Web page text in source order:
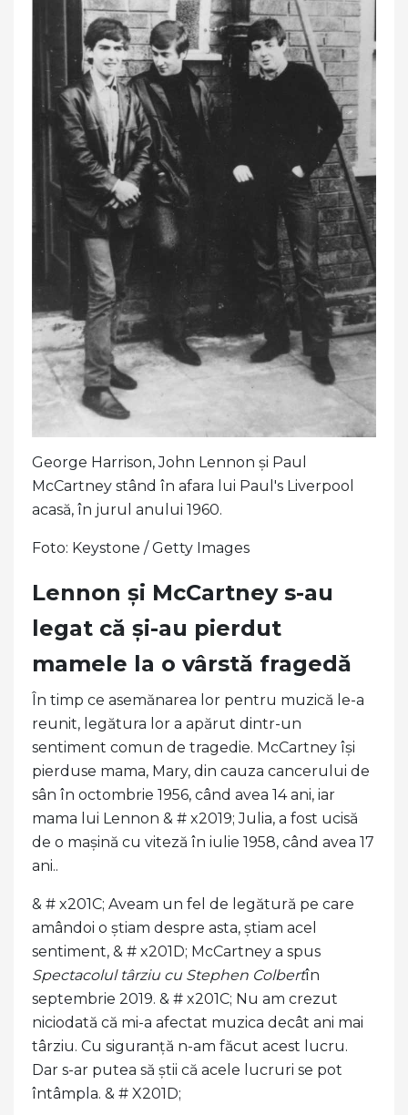
George Harrison, John Lennon și Paul
McCartney stând în afara lui Paul's Liverpool
acasă, în jurul anului 1960.
Foto: Keystone / Getty Images
Lennon și McCartney s-au
legat că și-au pierdut
mamele la o vârstă fragedă
În timp ce asemănarea lor pentru muzică le-a
reunit, legătura lor a apărut dintr-un
sentiment comun de tragedie. McCartney își
pierduse mama, Mary, din cauza cancerului de
sân în octombrie 1956, când avea 14 ani, iar
mama lui Lennon & # x2019; Julia, a fost ucisă
de o mașină cu viteză în iulie 1958, când avea 17
ani..
& # x201C; Aveam un fel de legătură pe care
amândoi o știam despre asta, știam acel
sentiment, & # x201D; McCartney a spus
Spectacolul târziu cu Stephen Colbertîn
septembrie 2019. & # x201C; Nu am crezut
niciodată că mi-a afectat muzica decât ani mai
târziu. Cu siguranță n-am făcut acest lucru.
Dar s-ar putea să știi că acele lucruri se pot
întâmpla. & # X201D;